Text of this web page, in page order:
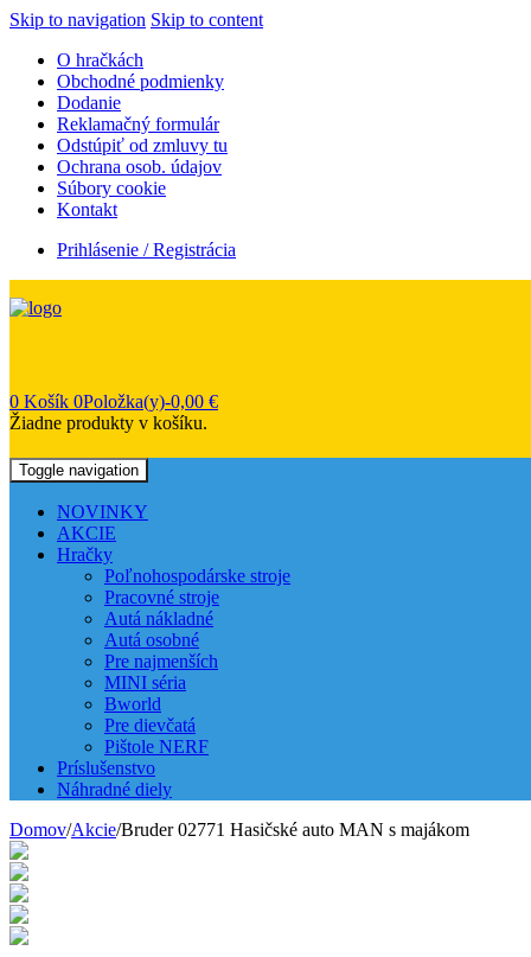
Skip to navigation Skip to content
O hračkách
Obchodné podmienky
Dodanie
Reklamačný formulár
Odstúpiť od zmluvy tu
Ochrana osob. údajov
Súbory cookie
Kontakt
Prihlásenie / Registrácia
0 Košík 0Položka(y)-0,00 €
Žiadne produkty v košíku.
Toggle navigation
NOVINKY
AKCIE
Hračky
Poľnohospodárske stroje
Pracovné stroje
Autá nákladné
Autá osobné
Pre najmenších
MINI séria
Bworld
Pre dievčatá
Pištole NERF
Príslušenstvo
Náhradné diely
Domov/Akcie/Bruder 02771 Hasičské auto MAN s majákom